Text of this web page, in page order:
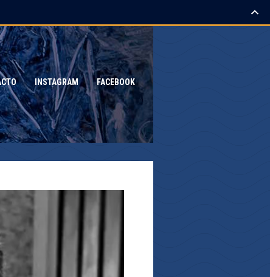
INSTAGRAM FACEBOOK